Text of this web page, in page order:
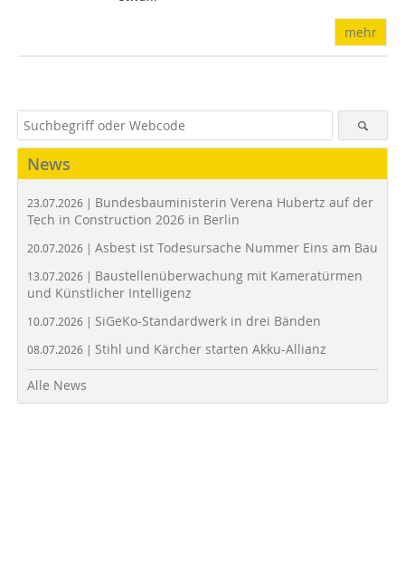
mehr
News
23.07.2026 | Bundesbauministerin Verena Hubertz auf der
Tech in Construction 2026 in Berlin
20.07.2026 | Asbest ist Todesursache Nummer Eins am Bau
13.07.2026 | Baustellenüberwachung mit Kameratürmen
und Künstlicher Intelligenz
10.07.2026 | SiGeKo-Standardwerk in drei Bänden
08.07.2026 | Stihl und Kärcher starten Akku-Allianz
Alle News